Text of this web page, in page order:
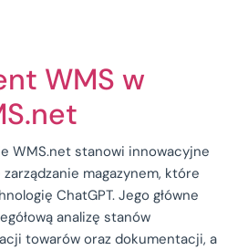
WMS w
WMS.net stanowi innowacyjne
magazynem, które
ChatGPT. Jego główne
analizę stanów
towarów oraz dokumentacji, a